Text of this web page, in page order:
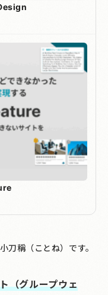
刀稱（ことね）です。
（グループウェ